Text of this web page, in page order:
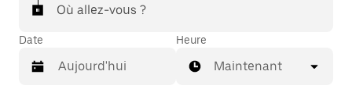
Où allez-vous ?
Date Heure
Maintenant